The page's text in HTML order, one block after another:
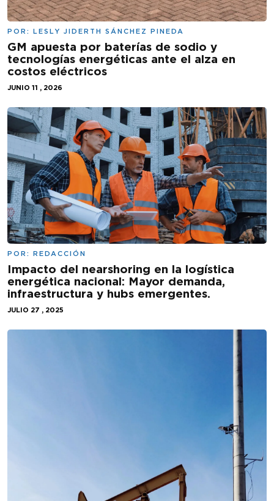
POR: LESLY JIDERTH SÁNCHEZ PINEDA
GM apuesta por baterías de sodio y
tecnologías energéticas ante el alza en
costos eléctricos
JUNIO 11 , 2026
POR: REDACCIÓN
Impacto del nearshoring en la logística
energética nacional: Mayor demanda,
infraestructura y hubs emergentes.
JULIO 27 , 2025